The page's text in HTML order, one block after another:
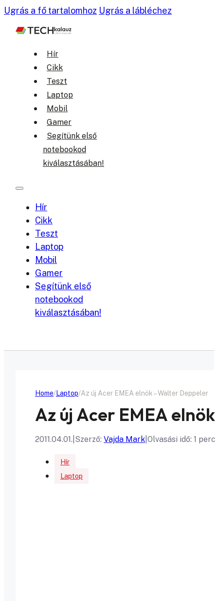
Ugrás a fő tartalomhoz Ugrás a lábléchez
Hír
Cikk
Teszt
Laptop
Mobil
Gamer
Segítünk első
notebookod
kiválasztásában!
Hír
Cikk
Teszt
Laptop
Mobil
Gamer
Segítünk első
notebookod
kiválasztásában!
Home Laptop Az új Acer EMEA elnök – Walter Deppeler
Az új Acer EMEA
2011.04.01. Szerző: Vajda Mark Olvasási idő: 1 perc
Hír
Laptop